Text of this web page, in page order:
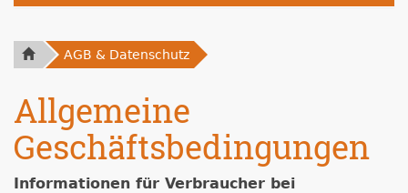
AGB & Datenschutz
Allgemeine
Geschäftsbedingungen
Informationen für Verbraucher bei